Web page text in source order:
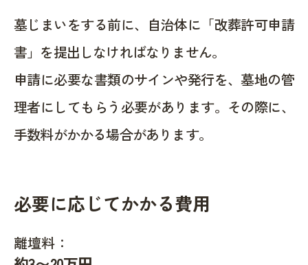
墓じまいをする前に、自治体に「改葬許可申請
書」を提出しなければなりません。
申請に必要な書類のサインや発行を、墓地の管
理者にしてもらう必要があります。その際に、
手数料がかかる場合があります。
必要に応じてかかる費用
離壇料：